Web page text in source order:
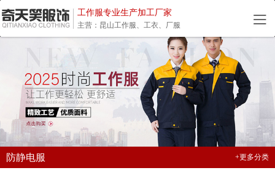
工作服专业生产加工厂家
主营：昆山工作服、工衣、厂服
防静电服 +更多分类